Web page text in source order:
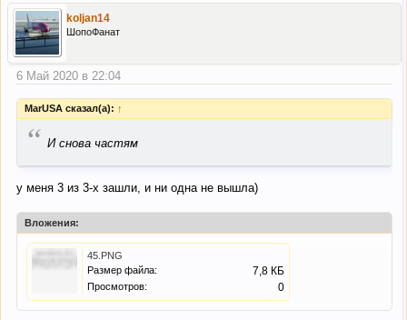
koljan14
ШопоФанат
6 Май 2020 в 22:04
MarUSA сказал(а): ↑
“ И снова частям
у меня 3 из 3-х зашли, и ни одна не вышла)
Вложения:
45.PNG
Размер файла:
7,8 КБ
Просмотров: 0